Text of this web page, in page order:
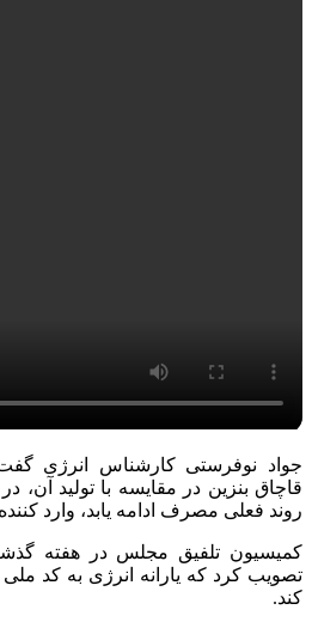
جواد نوفرستی کارشناس انرژی
قاچاق بنزین در مقایسه با تولید آن،
روند فعلی مصرف ادامه یابد، وارد
کمیسیون تلفیق مجلس در هفته
تصویب کرد که یارانه انرژی به کد ملی
کند.